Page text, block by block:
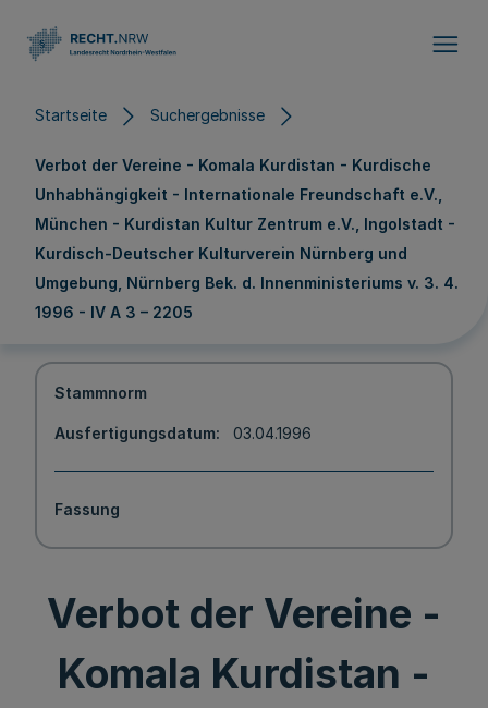
Startseite Suchergebnisse
Verbot der Vereine - Komala Kurdistan - Kurdische
Unhabhängigkeit - Internationale Freundschaft e.V.,
München - Kurdistan Kultur Zentrum e.V., Ingolstadt -
Kurdisch-Deutscher Kulturverein Nürnberg und
Umgebung, Nürnberg Bek. d. Innenministeriums v. 3. 4.
1996 - IV A 3 – 2205
Stammnorm
Ausfertigungsdatum 03.04.1996
Fassung
Verbot der Vereine -
Komala Kurdistan -